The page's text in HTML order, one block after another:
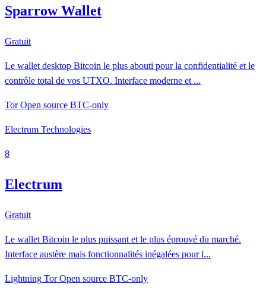
Sparrow Wallet
Gratuit
Le wallet desktop Bitcoin le plus abouti pour la confidentialité et le
contrôle total de vos UTXO. Interface moderne et ...
Tor Open source BTC-only
Electrum Technologies
8
Electrum
Gratuit
Le wallet Bitcoin le plus puissant et le plus éprouvé du marché.
Interface austère mais fonctionnalités inégalées pour l...
Lightning Tor Open source BTC-only